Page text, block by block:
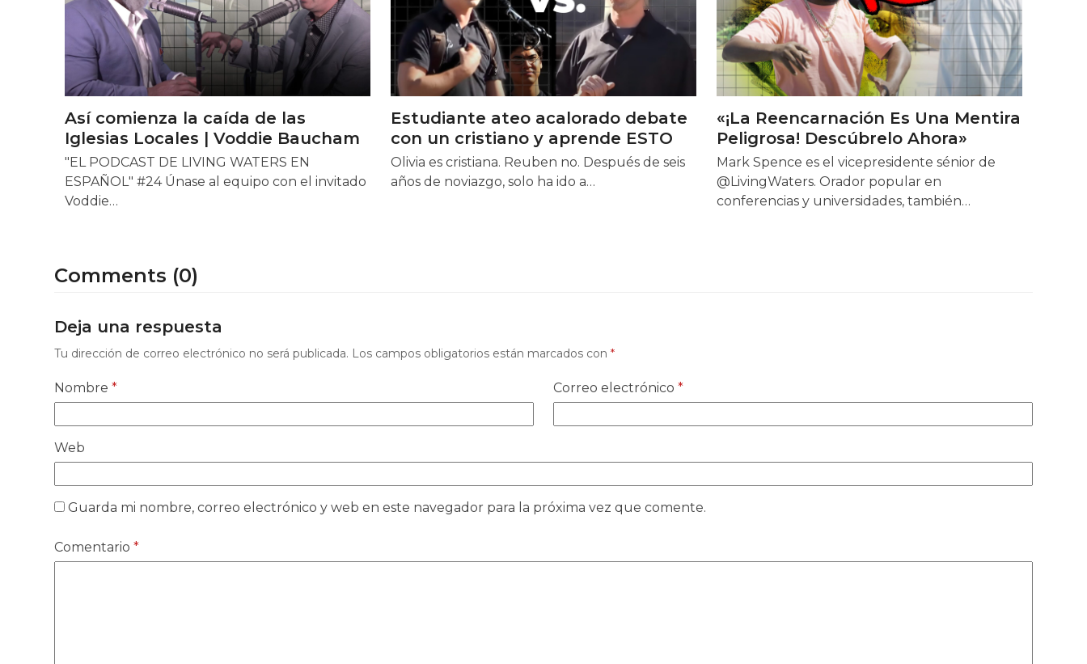
Así comienza la caída de las
Iglesias Locales | Voddie Baucham
"EL PODCAST DE LIVING WATERS EN
ESPAÑOL" #24 Únase al equipo con el invitado
Voddie…
Estudiante ateo acalorado debate
con un cristiano y aprende ESTO
Olivia es cristiana. Reuben no. Después de seis
años de noviazgo, solo ha ido a…
«¡La Reencarnación Es Una Mentira
Peligrosa! Descúbrelo Ahora»
Mark Spence es el vicepresidente sénior de
@LivingWaters. Orador popular en
conferencias y universidades, también…
Comments (0)
Deja una respuesta
Tu dirección de correo electrónico no será publicada. Los campos obligatorios están marcados con*
Nombre* Correo electrónico*
Web
Guarda mi nombre, correo electrónico y web en este navegador para la próxima vez que comente.
Comentario*